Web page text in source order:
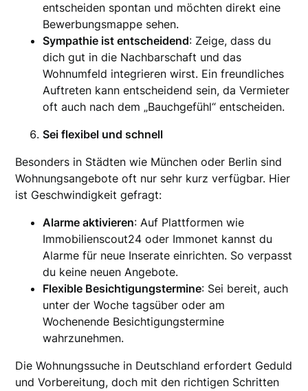
entscheiden spontan und möchten direkt eine
Bewerbungsmappe sehen.
Sympathie ist entscheidend: Zeige, dass du
dich gut in die Nachbarschaft und das
Wohnumfeld integrieren wirst. Ein freundliches
Auftreten kann entscheidend sein, da Vermieter
oft auch nach dem „Bauchgefühl“ entscheiden.
Sei flexibel und schnell
Besonders in Städten wie München oder Berlin sind
Wohnungsangebote oft nur sehr kurz verfügbar. Hier
ist Geschwindigkeit gefragt:
Alarme aktivieren: Auf Plattformen wie
Immobilienscout24 oder Immonet kannst du
Alarme für neue Inserate einrichten. So verpasst
du keine neuen Angebote.
Flexible Besichtigungstermine: Sei bereit, auch
unter der Woche tagsüber oder am
Wochenende Besichtigungstermine
wahrzunehmen.
Die Wohnungssuche in Deutschland erfordert Geduld
und Vorbereitung, doch mit den richtigen Schritten